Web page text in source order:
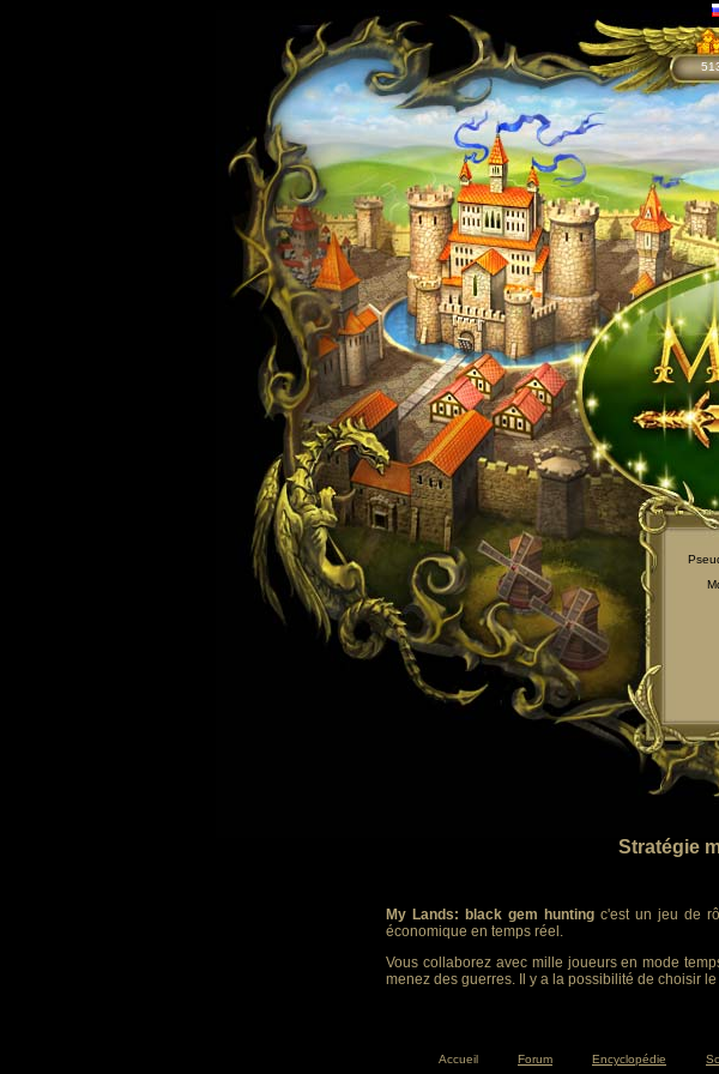
Stratégie
My Lands: black gem hunting c'est un jeu de
économique en temps réel.
Vous collaborez avec mille joueurs en mode
menez des guerres. Il y a la possibilité de choisir
Accueil Forum Encyclopédie